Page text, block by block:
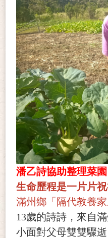
潘乙詩協助整理菜園
生命歷程是一片片
滿州鄉「隔代教養
13歲的詩詩，來自
小面對父母雙雙驟